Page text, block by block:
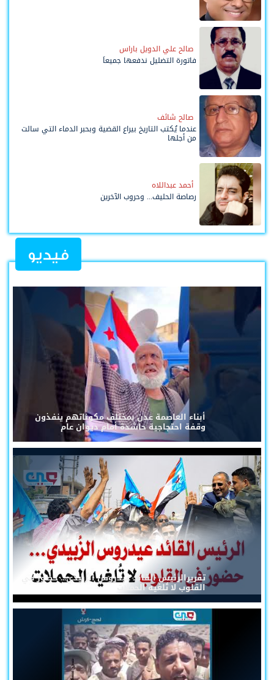
صالح علي الدويل باراس
فاتورة التضليل ندفعها جميعاً
صالح شائف
عندما يُكتب التاريخ بيراع القضية وبحبر الدماء التي سالت
من أجلها
أحمد عبداللاه
رصاصة الحليف... وحروب الآخرين
فيديو
أبناء العاصمة عدن بمختلف مكوناتهم ينفذون
وقفة احتجاجية حاشدة أمام ديوان عام
تقريرالرئيس القائد عيدروس الزُبيدي... حضورٌ في
القلوب لا تُلغيه الحملات